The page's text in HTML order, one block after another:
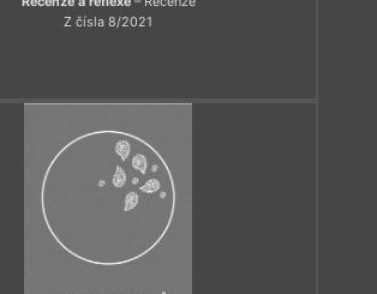
Z čísla 8/2021